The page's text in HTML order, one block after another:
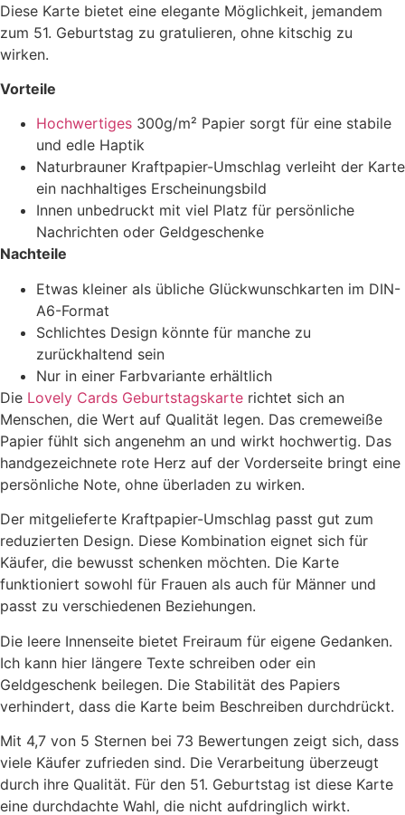
Diese Karte bietet eine elegante Möglichkeit, jemandem
zum 51. Geburtstag zu gratulieren, ohne kitschig zu
wirken.
Vorteile
Hochwertiges 300g/m² Papier sorgt für eine stabile
und edle Haptik
Naturbrauner Kraftpapier-Umschlag verleiht der Karte
ein nachhaltiges Erscheinungsbild
Innen unbedruckt mit viel Platz für persönliche
Nachrichten oder Geldgeschenke
Nachteile
Etwas kleiner als übliche Glückwunschkarten im DIN-
A6-Format
Schlichtes Design könnte für manche zu
zurückhaltend sein
Nur in einer Farbvariante erhältlich
Die Lovely Cards Geburtstagskarte richtet sich an
Menschen, die Wert auf Qualität legen. Das cremeweiße
Papier fühlt sich angenehm an und wirkt hochwertig. Das
handgezeichnete rote Herz auf der Vorderseite bringt eine
persönliche Note, ohne überladen zu wirken.
Der mitgelieferte Kraftpapier-Umschlag passt gut zum
reduzierten Design. Diese Kombination eignet sich für
Käufer, die bewusst schenken möchten. Die Karte
funktioniert sowohl für Frauen als auch für Männer und
passt zu verschiedenen Beziehungen.
Die leere Innenseite bietet Freiraum für eigene Gedanken.
Ich kann hier längere Texte schreiben oder ein
Geldgeschenk beilegen. Die Stabilität des Papiers
verhindert, dass die Karte beim Beschreiben durchdrückt.
Mit 4,7 von 5 Sternen bei 73 Bewertungen zeigt sich, dass
viele Käufer zufrieden sind. Die Verarbeitung überzeugt
durch ihre Qualität. Für den 51. Geburtstag ist diese Karte
eine durchdachte Wahl, die nicht aufdringlich wirkt.